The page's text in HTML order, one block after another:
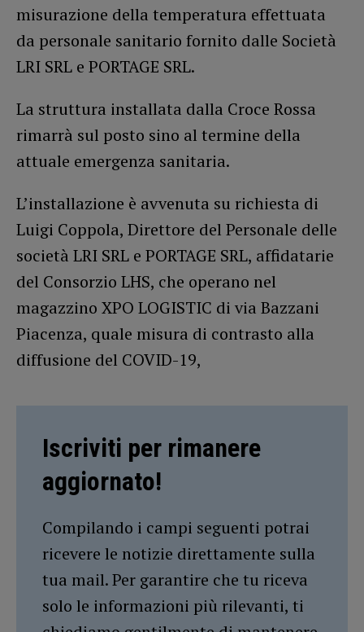
misurazione della temperatura effettuata
da personale sanitario fornito dalle Società
LRI SRL e PORTAGE SRL.
La struttura installata dalla Croce Rossa
rimarrà sul posto sino al termine della
attuale emergenza sanitaria.
L’installazione è avvenuta su richiesta di
Luigi Coppola, Direttore del Personale delle
società LRI SRL e PORTAGE SRL, affidatarie
del Consorzio LHS, che operano nel
magazzino XPO LOGISTIC di via Bazzani
Piacenza, quale misura di contrasto alla
diffusione del COVID-19,
Iscriviti per rimanere
aggiornato!
Compilando i campi seguenti potrai
ricevere le notizie direttamente sulla
tua mail. Per garantire che tu riceva
solo le informazioni più rilevanti, ti